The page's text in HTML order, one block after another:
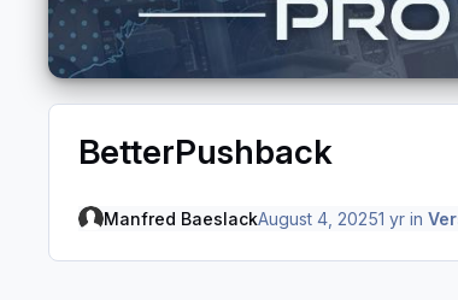
BetterPushback
Manfred BaeslackAugust 4, 20251 yrin